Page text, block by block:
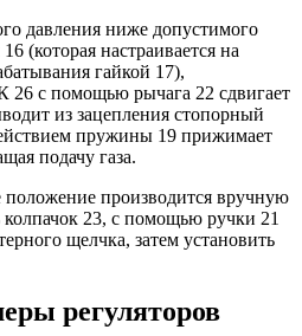
давления ниже допустимого
(которая настраивается на
гайкой 17),
с помощью рычага 22 сдвигает
из зацепления стопорный
пружины 19 прижимает
подачу газа.
производится вручную
23, с помощью ручки 21
щелчка, затем установить
регуляторов